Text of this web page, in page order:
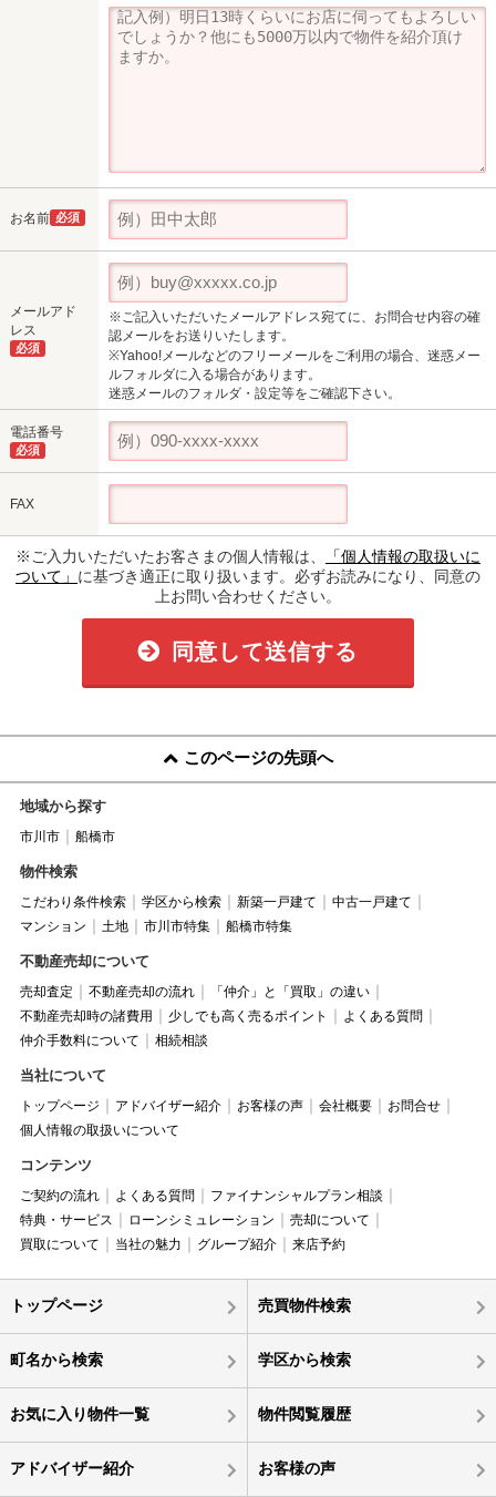
お名前 必須
メールアド
レス
必須
※ご記入いただいたメールアドレス宛てに、お問合せ内容の確
認メールをお送りいたします。
※Yahoo!メールなどのフリーメールをご利用の場合、迷惑メー
ルフォルダに入る場合があります。
迷惑メールのフォルダ・設定等をご確認下さい。
電話番号
必須
FAX
※ご入力いただいたお客さまの個人情報は、
「個人情報の取扱いに
ついて」 に基づき適正に取り扱います。必ずお読みになり、同意の
上お問い合わせください。
同意して送信する
このページの先頭へ
地域から探す
市川市 船橋市
物件検索
こだわり条件検索 学区から検索 新築一戸建て
中古一戸建て
マンション
土地 市川市特集 船橋市特集
不動産売却について
売却査定 不動産売却の流れ
「仲介」と「買取」の違い
不動産売却時の諸費用
少しでも高く売るポイント
よくある質問
仲介手数料について
相続相談
当社について
トップページ アドバイザー紹介 お客様の声 会社概要
お問合せ
個人情報の取扱いについて
コンテンツ
ご契約の流れ よくある質問
ファイナンシャルプラン相談
特典・サービス
ローンシミュレーション
売却について
買取について
当社の魅力 グループ紹介 来店予約
トップページ 売買物件検索
町名から検索 学区から検索
お気に入り物件一覧 物件閲覧履歴
アドバイザー紹介 お客様の声